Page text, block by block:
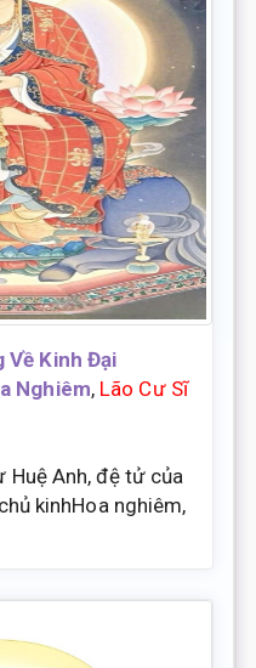
Về Kinh Đại
Nghiêm, Lão Cư Sĩ
Huệ Anh, đệ tử của
kinhHoa nghiêm,